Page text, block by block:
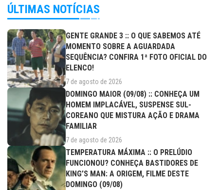
ÚLTIMAS NOTÍCIAS
GENTE GRANDE 3 :: O QUE SABEMOS ATÉ
MOMENTO SOBRE A AGUARDADA
SEQUÊNCIA? CONFIRA 1ª FOTO OFICIAL DO
ELENCO!
7 de agosto de 2026
DOMINGO MAIOR (09/08) :: CONHEÇA UM
HOMEM IMPLACÁVEL, SUSPENSE SUL-
COREANO QUE MISTURA AÇÃO E DRAMA
FAMILIAR
7 de agosto de 2026
TEMPERATURA MÁXIMA :: O PRELÚDIO
FUNCIONOU? CONHEÇA BASTIDORES DE
KING’S MAN: A ORIGEM, FILME DESTE
DOMINGO (09/08)